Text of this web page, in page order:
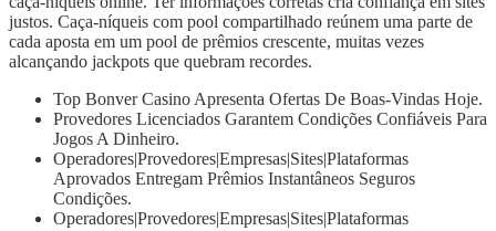
justos. Caça-níqueis com pool compartilhado reúnem uma parte de
cada aposta em um pool de prêmios crescente, muitas vezes
alcançando jackpots que quebram recordes.
Top Bonver Casino Apresenta Ofertas De Boas-Vindas Hoje.
Provedores Licenciados Garantem Condições Confiáveis Para
Jogos A Dinheiro.
Operadores|Provedores|Empresas|Sites|Plataformas
Aprovados Entregam Prêmios Instantâneos Seguros
Condições.
Operadores|Provedores|Empresas|Sites|Plataformas